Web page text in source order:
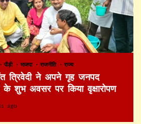
पौड़ी भाजपा राजनीति राज्य
त्रिवेदी ने अपने गृह जनपद
के शुभ अवसर पर किया वृक्षारोपण
ago